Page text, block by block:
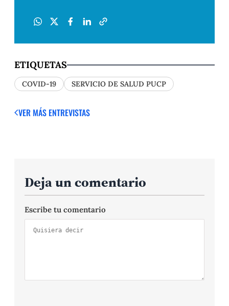
ETIQUETAS
COVID-19 SERVICIO DE SALUD PUCP
VER MÁS ENTREVISTAS
Deja un comentario
Escribe tu comentario